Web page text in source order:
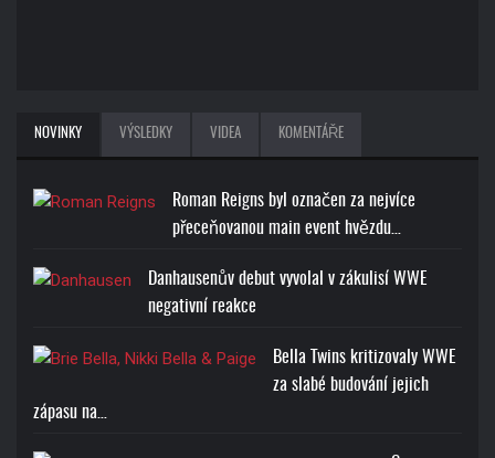
NOVINKY VÝSLEDKY VIDEA KOMENTÁŘE
Roman Reigns byl označen za nejvíce
přeceňovanou main event hvězdu…
Danhausenův debut vyvolal v zákulisí WWE
negativní reakce
Bella Twins kritizovaly WWE
za slabé budování jejich
zápasu na…